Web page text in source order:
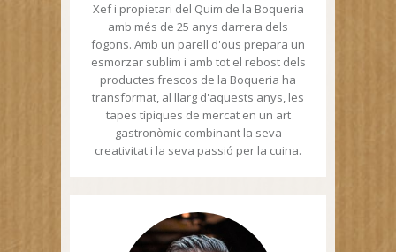
Xef i propietari del Quim de la Boqueria
amb més de 25 anys darrera dels
fogons. Amb un parell d'ous prepara un
esmorzar sublim i amb tot el rebost dels
productes frescos de la Boqueria ha
transformat, al llarg d'aquests anys, les
tapes típiques de mercat en un art
gastronòmic combinant la seva
creativitat i la seva passió per la cuina.